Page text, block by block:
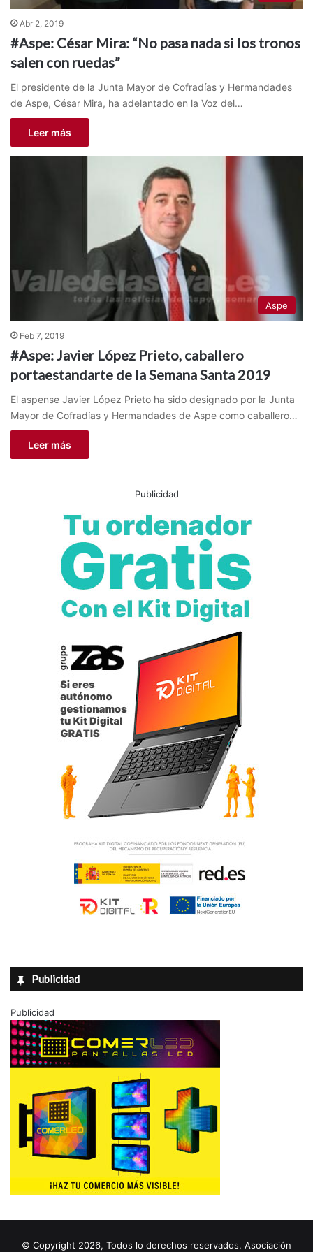
Abr 2, 2019
#Aspe: César Mira: “No pasa nada si los tronos
salen con ruedas”
El presidente de la Junta Mayor de Cofradías y Hermandades
de Aspe, César Mira, ha adelantado en la Voz del…
Leer más
Aspe
Feb 7, 2019
#Aspe: Javier López Prieto, caballero
portaestandarte de la Semana Santa 2019
El aspense Javier López Prieto ha sido designado por la Junta
Mayor de Cofradías y Hermandades de Aspe como caballero…
Leer más
Publicidad
Publicidad
Publicidad
© Copyright 2026, Todos lo derechos reservados. Asociación